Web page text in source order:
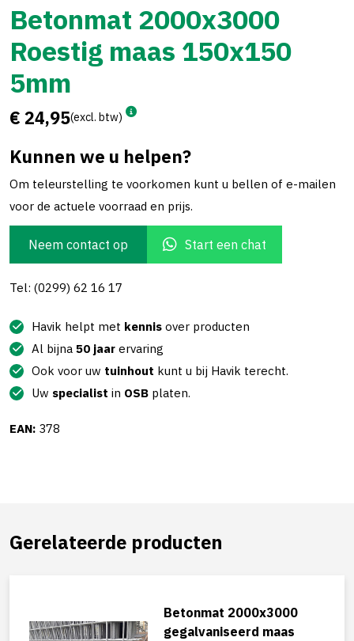
Betonmat 2000x3000
Roestig maas 150x150
5mm
€ 24,95(excl. btw)
Kunnen we u helpen?
Om teleurstelling te voorkomen kunt u bellen of e-mailen
voor de actuele voorraad en prijs.
Neem contact op Start een chat
Tel: (0299) 62 16 17
Havik helpt met kennis over producten
Al bijna 50 jaar ervaring
Ook voor uw tuinhout kunt u bij Havik terecht.
Uw specialist in OSB platen.
EAN: 378
Gerelateerde producten
Betonmat 2000x3000
gegalvaniseerd maas